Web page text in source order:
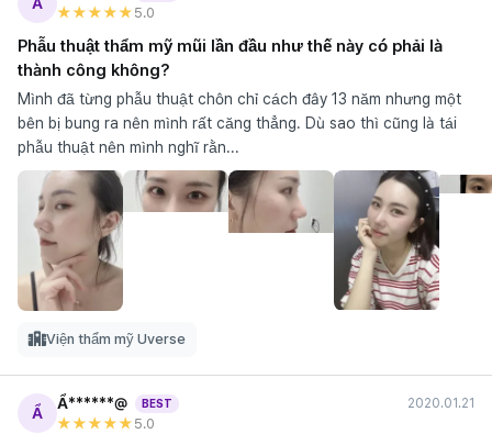
★★★★★ 5.0
Phẫu thuật thẩm mỹ mũi lần đầu như thế này có phải là
thành công không?
Mình đã từng phẫu thuật chôn chỉ cách đây 13 năm nhưng một
bên bị bung ra nên mình rất căng thẳng. Dù sao thì cũng là tái
phẫu thuật nên mình nghĩ rằn...
Viện thẩm mỹ Uverse
Ẩ
Ẩ******@ BEST
★★★★★ 5.0
2020.01.21